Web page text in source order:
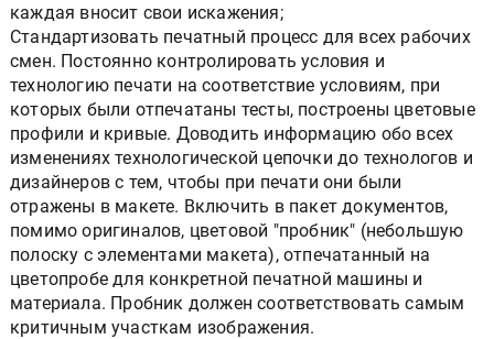
каждая вносит свои искажения;
Стандартизовать печатный процесс для всех рабочих
смен. Постоянно контролировать условия и
технологию печати на соответствие условиям, при
которых были отпечатаны тесты, построены цветовые
профили и кривые. Доводить информацию обо всех
изменениях технологической цепочки до технологов и
дизайнеров с тем, чтобы при печати они были
отражены в макете. Включить в пакет документов,
помимо оригиналов, цветовой "пробник" (небольшую
полоску с элементами макета), отпечатанный на
цветопробе для конкретной печатной машины и
материала. Пробник должен соответствовать самым
критичным участкам изображения.